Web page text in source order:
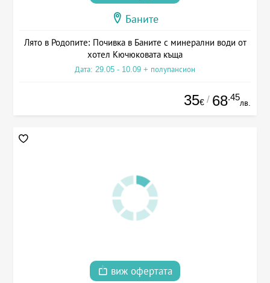
Баните
Лято в Родопите: Почивка в Баните с минерални води от
хотел Кючюковата къща
Дата: 29.05 - 10.09 + полупансион
35€ / 68.45
лв.
виж офертата